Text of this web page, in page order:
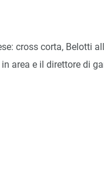
cross corta, Belotti
area e il direttore di